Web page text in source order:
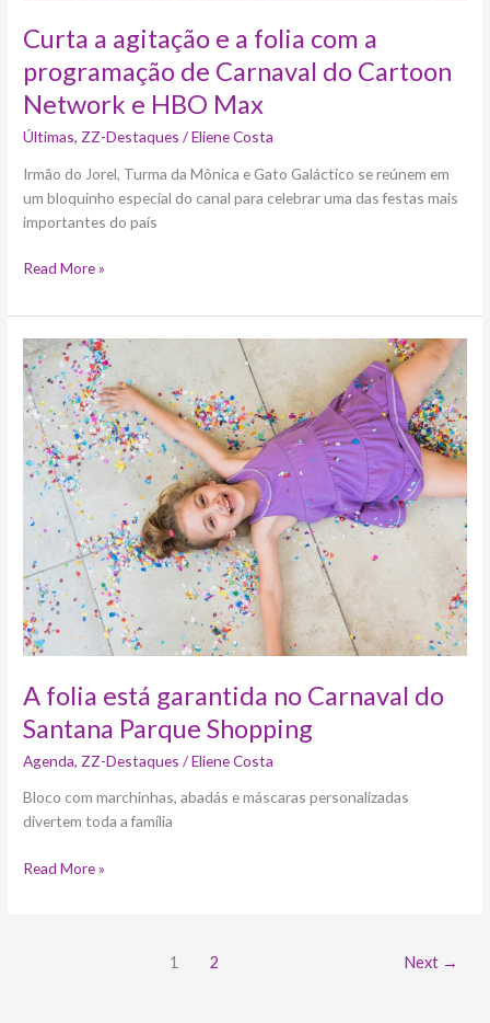
Curta a agitação e a folia com a
programação de Carnaval do Cartoon
Network e HBO Max
Últimas, ZZ-Destaques /Eliene Costa
Irmão do Jorel, Turma da Mônica e Gato Galáctico se reúnem em
um bloquinho especial do canal para celebrar uma das festas mais
importantes do país
Network
e
HBO
Max
Read More »
A folia está garantida no Carnaval do
Santana Parque Shopping
Agenda, ZZ-Destaques /Eliene Costa
Bloco com marchinhas, abadás e máscaras personalizadas
divertem toda a família
A
folia
está
garantida
no
Carnaval
do
Santana
Parque
Shopping
Read More »
1 2 Next →